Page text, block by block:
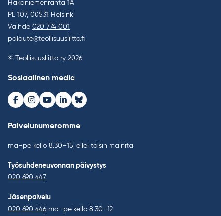
Hakaniemenranta 1A
PL 107, 00531 Helsinki
Vaihde 020 774 001
palaute@teollisuusliitto.fi
© Teollisuusliitto ry 2026
Sosiaalinen media
Facebook
Instagram
Youtube
LinkedInBluesky
Palvelunumeromme
ma–pe kello 8.30–15, ellei toisin mainita
Työsuhdeneuvonnan päivystys
020 690 447
Jäsenpalvelu
020 690 446 ma–pe kello 8.30–12